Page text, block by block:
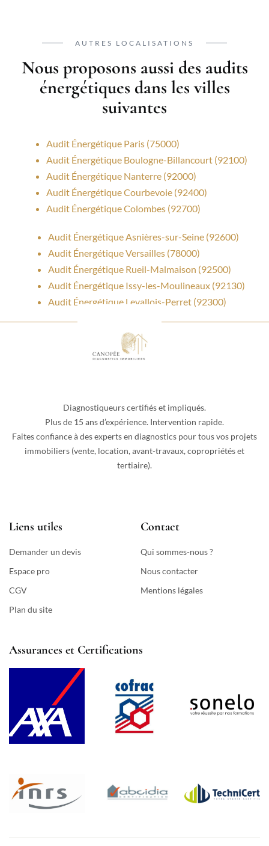
AUTRES LOCALISATIONS
Nous proposons aussi des audits
énergétiques dans les villes
suivantes
Audit Énergétique Paris (75000)
Audit Énergétique Boulogne-Billancourt (92100)
Audit Énergétique Nanterre (92000)
Audit Énergétique Courbevoie (92400)
Audit Énergétique Colombes (92700)
Audit Énergétique Asnières-sur-Seine (92600)
Audit Énergétique Versailles (78000)
Audit Énergétique Rueil-Malmaison (92500)
Audit Énergétique Issy-les-Moulineaux (92130)
Audit Énergétique Levallois-Perret (92300)
Diagnostiqueurs certifiés et impliqués.
Plus de 15 ans d’expérience. Intervention rapide.
Faites confiance à des experts en diagnostics pour tous vos projets
immobiliers (vente, location, avant-travaux, copropriétés et
tertiaire).
Liens utiles
Demander un devis
Espace pro
CGV
Plan du site
Contact
Qui sommes-nous ?
Nous contacter
Mentions légales
Assurances et Certifications